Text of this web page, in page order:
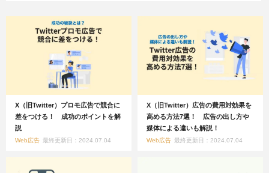
X（旧Twitter）プロモ広告で競合に
差をつける！ 成功のポイントを解
説
Web広告 最終更新日：2024.07.04
X（旧Twitter）広告の費用対効果を
高める方法7選！ 広告の出し方や
媒体による違いも解説！
Web広告 最終更新日：2024.07.04